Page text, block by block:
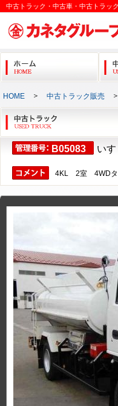
中古トラック・中古車・中古トラッ
HOME ＞ 中古トラック販売
B05083 い
4KL 2室 4WDタ